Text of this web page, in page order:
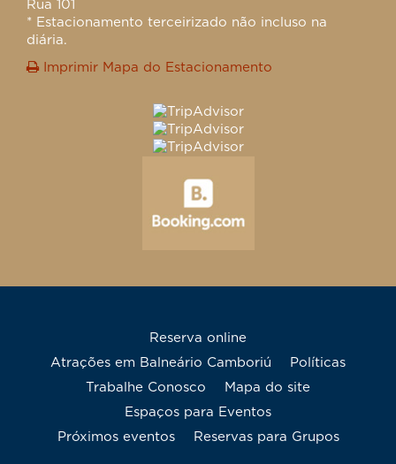
Rua 101
* Estacionamento terceirizado não incluso na
diária.
Imprimir Mapa do Estacionamento
Reserva online
Atrações em Balneário Camboriú
Políticas
Trabalhe Conosco
mapa do site
Espaços para Eventos
Próximos eventos
Reservas para Grupos